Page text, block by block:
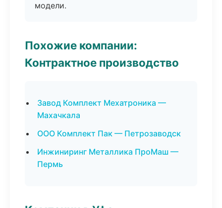
модели.
Похожие компании:
Контрактное производство
Завод Комплект Мехатроника —
Махачкала
ООО Комплект Пак — Петрозаводск
Инжиниринг Металлика ПроМаш —
Пермь